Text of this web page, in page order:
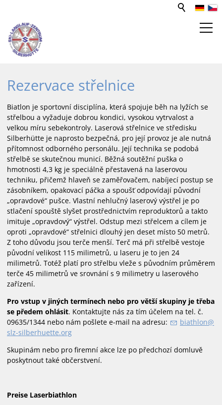
STŘEDISKO PRO SPORT A VOLNÝ
ČAS
WEBCAM
BĚŽECKÉ TRATĚ
PUJČOVNA LYŽÍ
Rezervace střelnice
Biatlon je sportovní disciplína, která spojuje běh na lyžích se
střelbou a vyžaduje dobrou kondici, vysokou vytrvalost a
velkou míru sebekontroly. Laserová střelnice ve středisku
Silberhütte je naprosto bezpečná, pro její provoz je ale nutná
přítomnost odborného personálu. Její technika se podobá
střelbě se skutečnou municí. Běžná soutěžní puška o
hmotnosti 4,3 kg je speciálně přestavená na laserovou
techniku, přičemž hlaveň se zaměřovačem, nabíjecí postup se
zásobníkem, opakovací páčka a spoušť odpovídají původní
„opravdové“ pušce. Vlastní nehlučný laserový výstřel je po
stlačení spouště slyšet prostřednictvím reproduktorů a takto
imituje „opravdový“ výstřel. Odstup mezi střelcem a cílem je
oproti „opravdové“ střelnici dlouhý jen deset místo 50 metrů.
Z toho důvodu jsou terče menší. Terč má při střelbě vestoje
původní velikost 115 milimetrů, u laseru je to jen 24
milimetrů. Totéž platí pro střelbu vleže s původním průměrem
terče 45 milimetrů ve srovnání s 9 milimetry u laserového
zařízení.
Pro vstup v jiných termínech nebo pro větší skupiny je třeba
se předem ohlásit. Kontaktujte nás za tím účelem na tel. č.
09635/1344 nebo nám pošlete e-mail na adresu:
b thl n
slz-s lb rh tt
rg
Skupinám nebo pro firemní akce lze po předchozí domluvě
poskytnout také občerstvení.
Preise Laserbiathlon